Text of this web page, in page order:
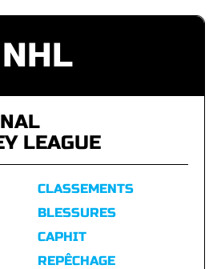
NHL
LEAGUE
CLASSEMENTS
BLESSURES
CAPHIT
REPÊCHAGE